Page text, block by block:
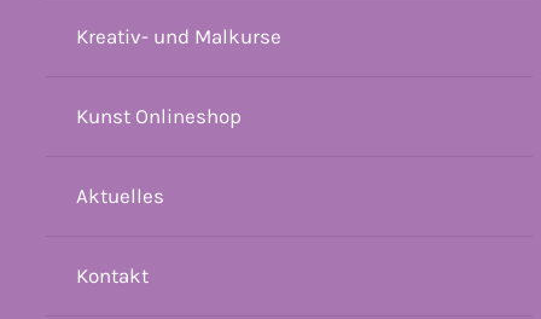
Kreativ- und Malkurse
Kunst Onlineshop
Aktuelles
Kontakt